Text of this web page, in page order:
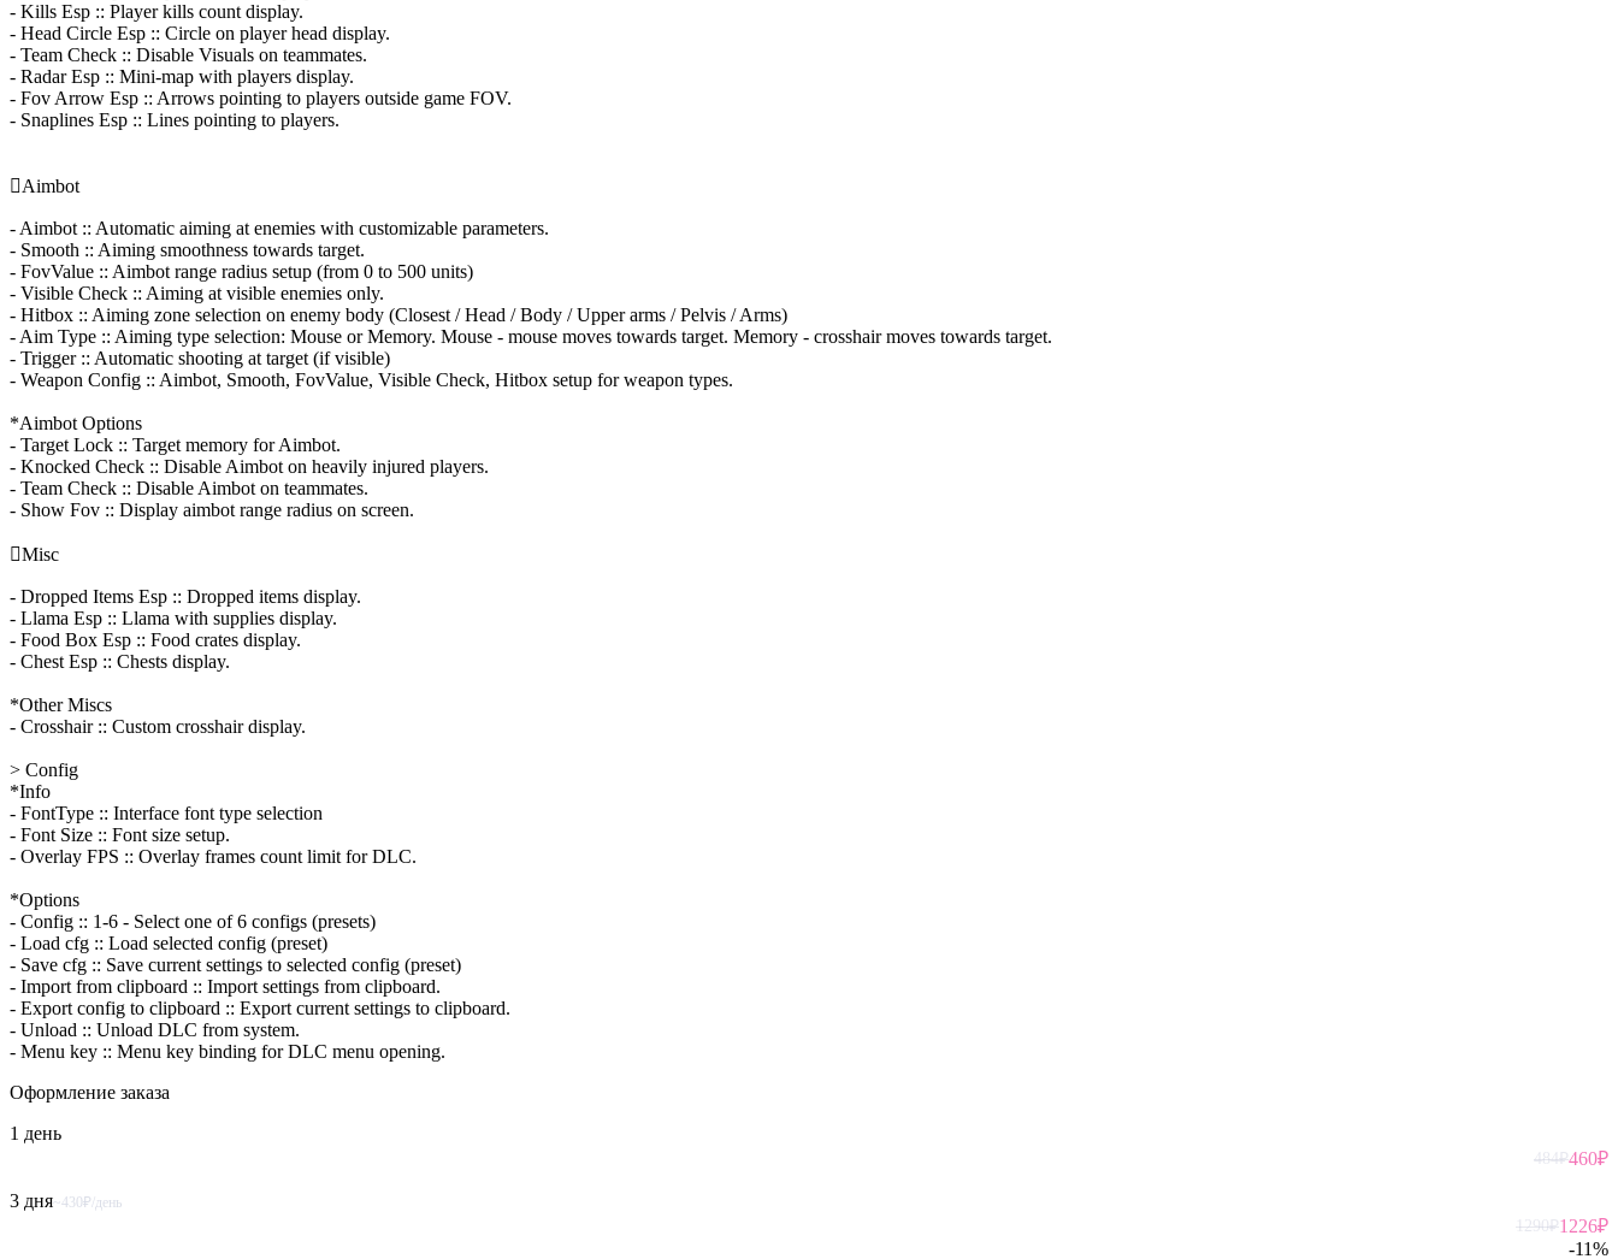
- Kills Esp :: Player kills count display.
- Head Circle Esp :: Circle on player head display.
- Team Check :: Disable Visuals on teammates.
- Radar Esp :: Mini-map with players display.
- Fov Arrow Esp :: Arrows pointing to players outside game FOV.
- Snaplines Esp :: Lines pointing to players.
Aimbot
- Aimbot :: Automatic aiming at enemies with customizable parameters.
- Smooth :: Aiming smoothness towards target.
- FovValue :: Aimbot range radius setup (from 0 to 500 units)
- Visible Check :: Aiming at visible enemies only.
- Hitbox :: Aiming zone selection on enemy body (Closest / Head / Body / Upper arms / Pelvis / Arms)
- Aim Type :: Aiming type selection: Mouse or Memory. Mouse - mouse moves towards target. Memory - crosshair moves towards target.
- Trigger :: Automatic shooting at target (if visible)
- Weapon Config :: Aimbot, Smooth, FovValue, Visible Check, Hitbox setup for weapon types.
*Aimbot Options
- Target Lock :: Target memory for Aimbot.
- Knocked Check :: Disable Aimbot on heavily injured players.
- Team Check :: Disable Aimbot on teammates.
- Show Fov :: Display aimbot range radius on screen.
Misc
- Dropped Items Esp :: Dropped items display.
- Llama Esp :: Llama with supplies display.
- Food Box Esp :: Food crates display.
- Chest Esp :: Chests display.
*Other Miscs
- Crosshair :: Custom crosshair display.
> Config
*Info
- FontType :: Interface font type selection
- Font Size :: Font size setup.
- Overlay FPS :: Overlay frames count limit for DLC.
*Options
- Config :: 1-6 - Select one of 6 configs (presets)
- Load cfg :: Load selected config (preset)
- Save cfg :: Save current settings to selected config (preset)
- Import from clipboard :: Import settings from clipboard.
- Export config to clipboard :: Export current settings to clipboard.
- Unload :: Unload DLC from system.
- Menu key :: Menu key binding for DLC menu opening.
Оформление заказа
1 день
484₽460₽
3 дня~430₽/день
1290₽1226₽
-11%